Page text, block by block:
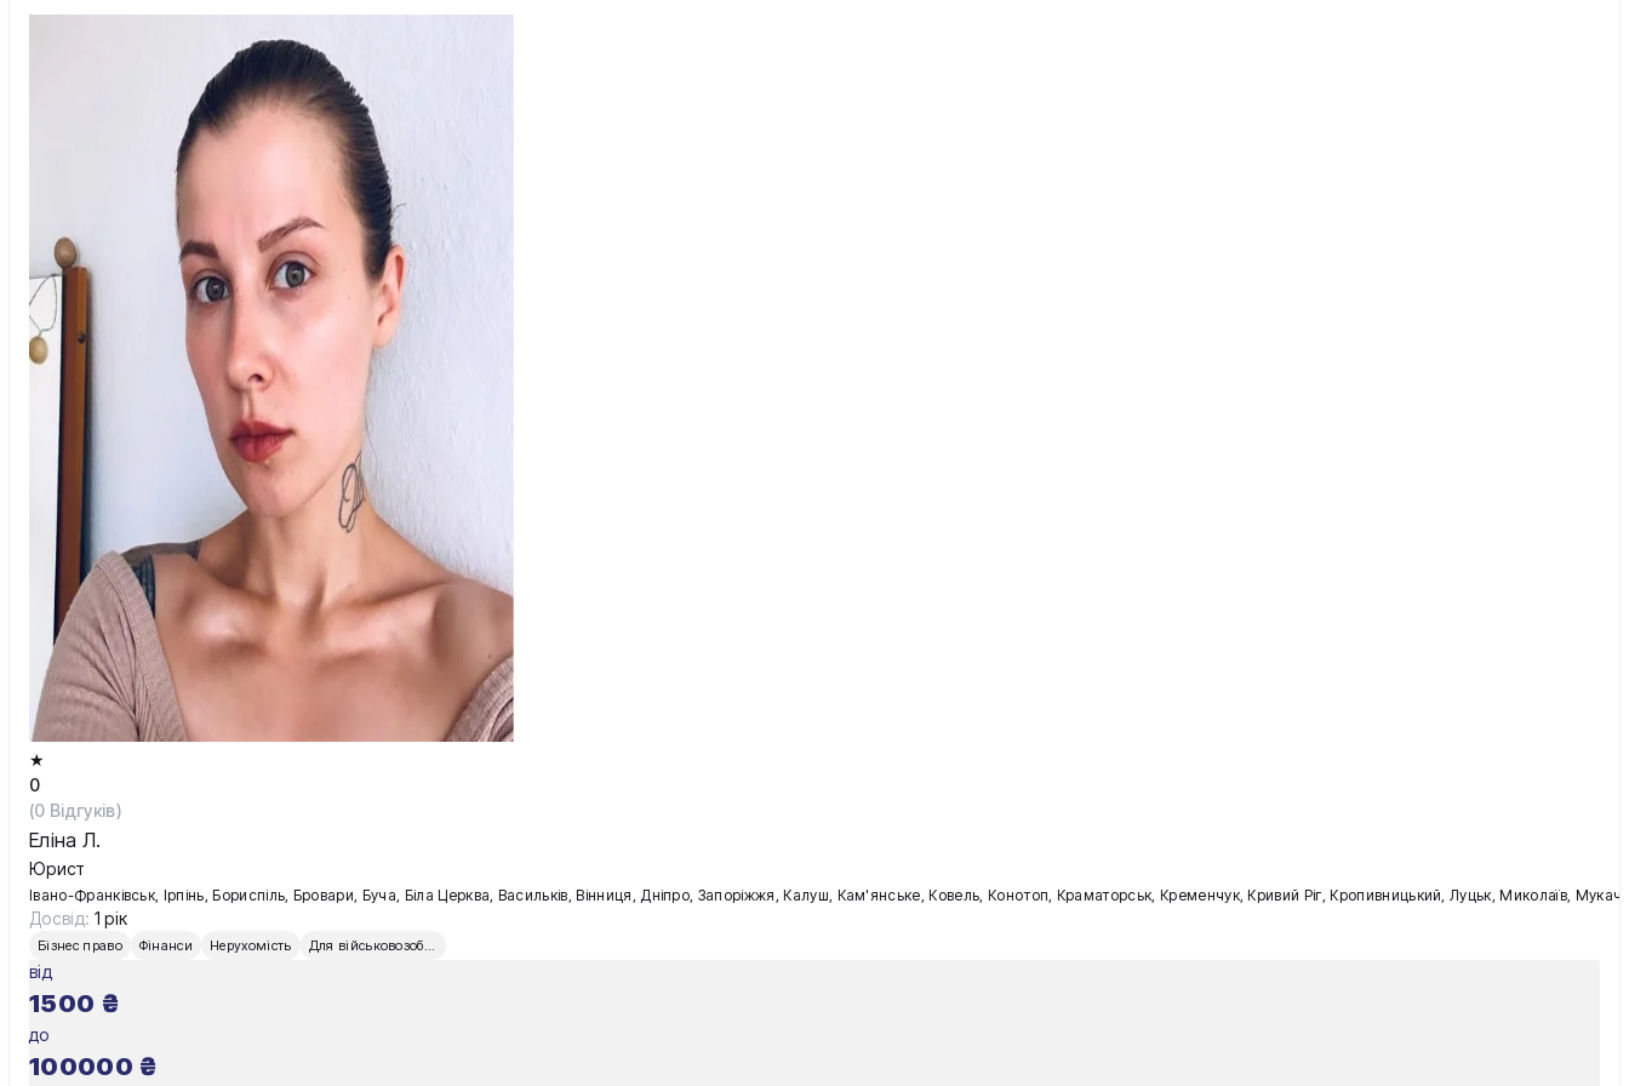
Чернігів
Шостка
Житомир
Київ
Львів
★
0
(0 Відгуків)
Еліна Л.
Юрист
Івано-Франківськ, Ірпінь, Бориспіль, Бровари, Буча, Біла Церква, Васильків, Вінниця, Дніпро, Запоріжжя, Калуш, Кам'янське, Ковель, Конотоп, Краматорськ, Кременчук, Кривий Ріг, Кропивницький, Луцьк, Миколаїв,
Досвід: 1 рік
Бізнес право Фінанси Нерухомість Для військовозобов’язаних
від
1500 ₴
до
100000 ₴